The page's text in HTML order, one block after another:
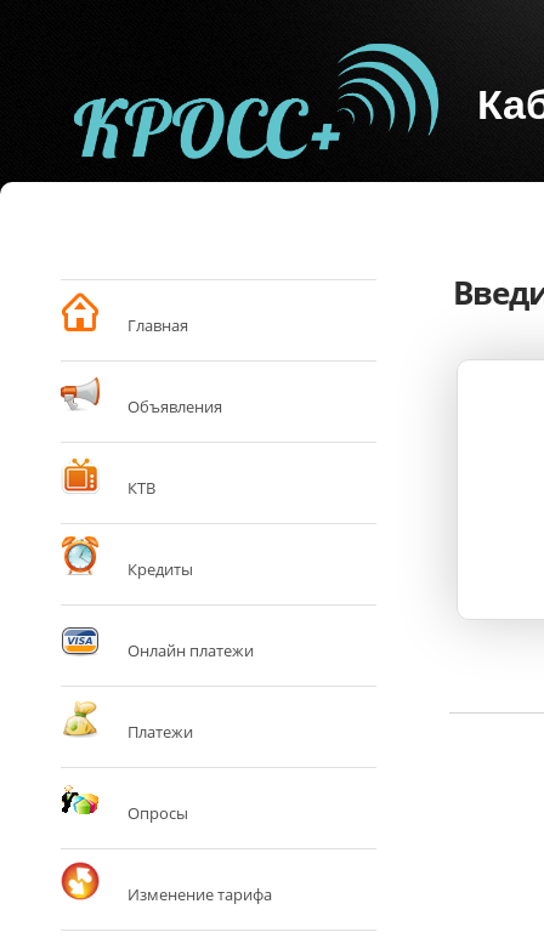
Главная
Объявления
КТВ
Кредиты
Онлайн платежи
Платежи
Опросы
Изменение тарифа